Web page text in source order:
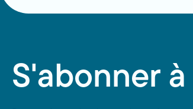
S'abonner